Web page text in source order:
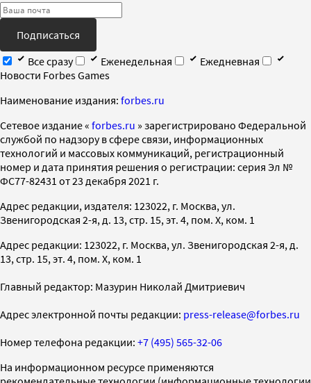
Подписаться
Все сразу
Еженедельная
Ежедневная
Новости Forbes Games
Наименование издания: forbes.ru
Cетевое издание « forbes.ru » зарегистрировано Федеральной
службой по надзору в сфере связи, информационных
технологий и массовых коммуникаций, регистрационный
номер и дата принятия решения о регистрации: серия Эл №
ФС77-82431 от 23 декабря 2021 г.
Адрес редакции, издателя: 123022, г. Москва, ул.
Звенигородская 2-я, д. 13, стр. 15, эт. 4, пом. X, ком. 1
Адрес редакции: 123022, г. Москва, ул. Звенигородская 2-я, д.
13, стр. 15, эт. 4, пом. X, ком. 1
Главный редактор: Мазурин Николай Дмитриевич
Адрес электронной почты редакции: press-release@forbes.ru
Номер телефона редакции: +7 (495) 565-32-06
На информационном ресурсе применяются